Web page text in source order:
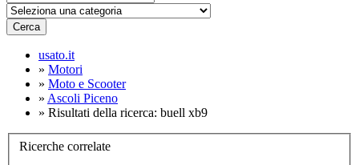
Cerca
usato.it
» Motori
» Moto e Scooter
» Ascoli Piceno
» Risultati della ricerca: buell xb9
Ricerche correlate